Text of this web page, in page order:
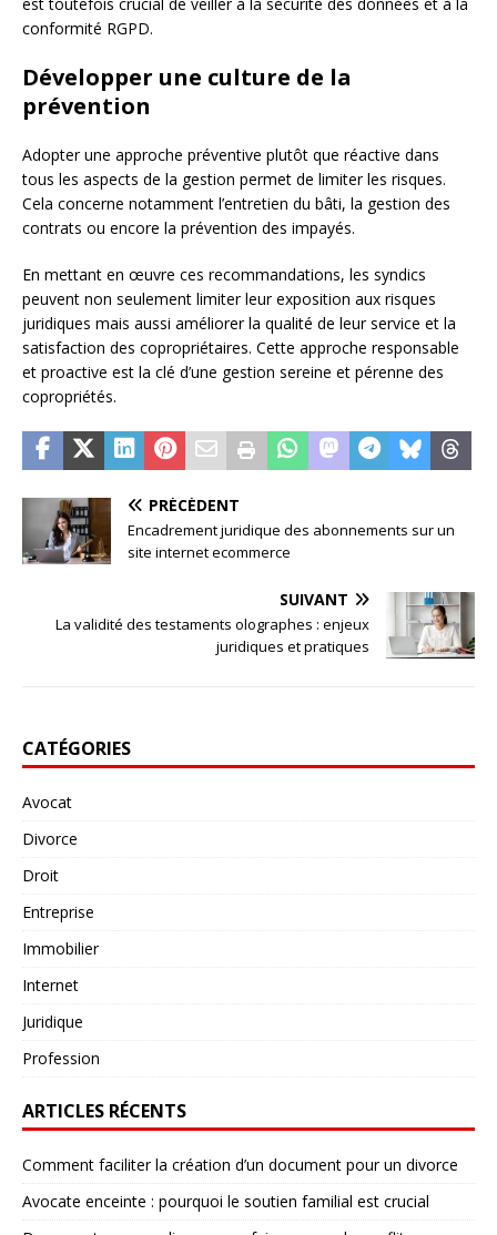
conformité RGPD.
Développer une culture de la
prévention
Adopter une approche préventive plutôt que réactive dans
tous les aspects de la gestion permet de limiter les risques.
Cela concerne notamment l’entretien du bâti, la gestion des
contrats ou encore la prévention des impayés.
En mettant en œuvre ces recommandations, les syndics
peuvent non seulement limiter leur exposition aux risques
juridiques mais aussi améliorer la qualité de leur service et la
satisfaction des copropriétaires. Cette approche responsable
et proactive est la clé d’une gestion sereine et pérenne des
copropriétés.
PRÉCÉDENT
Encadrement juridique des abonnements sur un
site internet ecommerce
SUIVANT
La validité des testaments olographes : enjeux
juridiques et pratiques
CATÉGORIES
Avocat
Divorce
Droit
Entreprise
Immobilier
Internet
Juridique
Profession
ARTICLES RÉCENTS
Comment faciliter la création d’un document pour un divorce
Avocate enceinte : pourquoi le soutien familial est crucial